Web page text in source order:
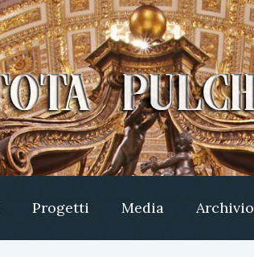
Progetti Media Archivio